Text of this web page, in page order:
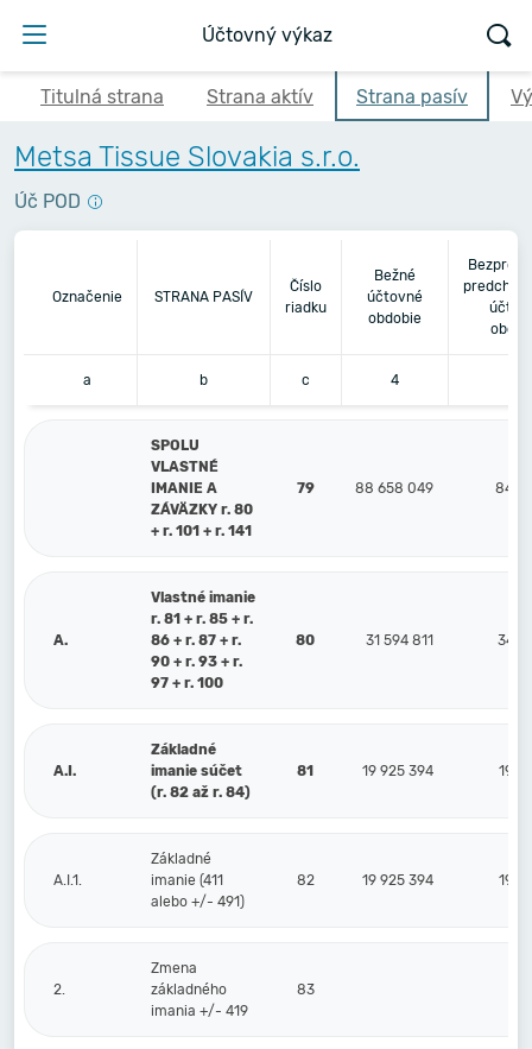
Účtovný výkaz
Titulná strana Strana aktív Strana pasív
Metsa Tissue Slovakia s.r.o.
Úč POD
Označenie STRANA PASÍV
Číslo
riadku
Bežné
účtovné
obdobie
a b c 4
SPOLU
VLASTNÉ
IMANIE A
ZÁVÄZKY r. 80
+ r. 101 + r. 141
79 88 658 049 84
A.
Vlastné imanie
r. 81 + r. 85 + r.
86 + r. 87 + r.
90 + r. 93 + r.
97 + r. 100
80 31 594 811 34
A.I.
Základné
imanie súčet
(r. 82 až r. 84)
81 19 925 394 19
A.I.1.
Základné
imanie (411
alebo +/- 491)
82 19 925 394 19
2.
Zmena
základného
imania +/- 419
83